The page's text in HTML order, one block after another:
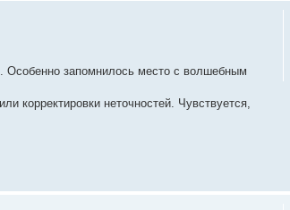
Особенно запомнилось место с волшебным
корректировки неточностей. Чувствуется,